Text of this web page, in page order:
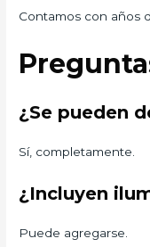
Contamos con años
¿Se pueden
Sí, completamente.
¿Incluyen
Puede agregarse.